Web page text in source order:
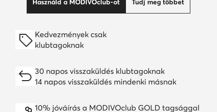
Használd a MODIVOclub-ot Tudj meg többet
Kedvezmények csak
klubtagoknak
30 napos visszaküldés klubtagoknak
14 napos visszaküldés mindenki másnak
10% jóváírás a MODIVOclub GOLD tagsággal